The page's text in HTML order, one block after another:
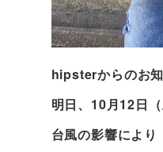
hipsterからのお知
明日、10月12日（
台風の影響により